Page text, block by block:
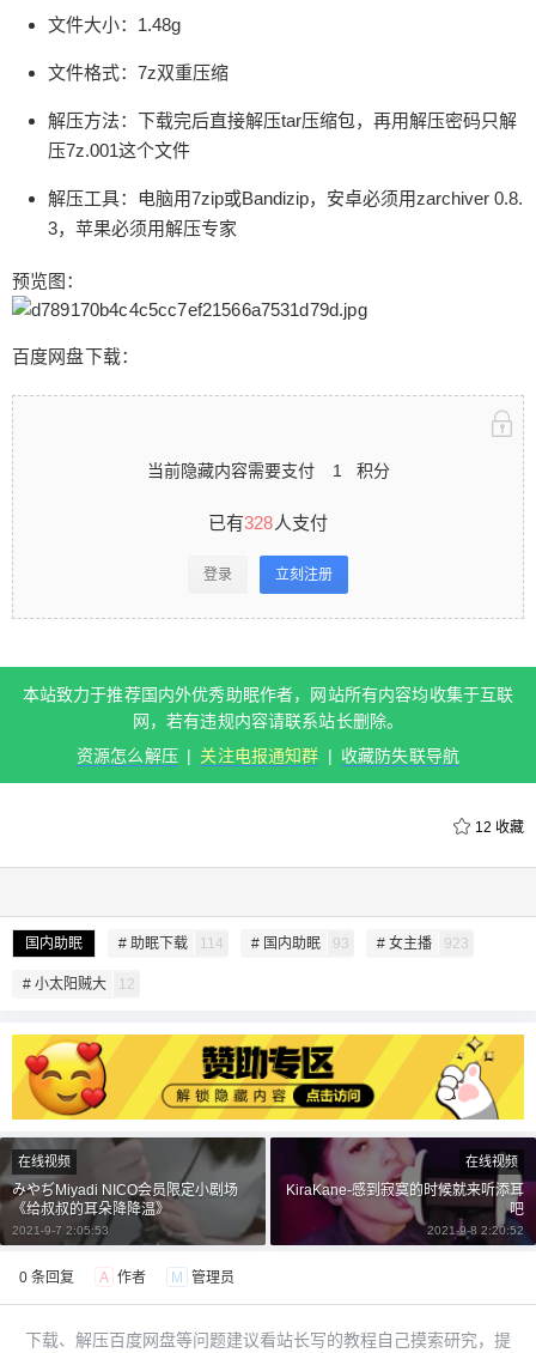
文件大小：1.48g
文件格式：7z双重压缩
解压方法：下载完后直接解压tar压缩包，再用解压密码只解
压7z.001这个文件
解压工具：电脑用7zip或Bandizip，安卓必须用zarchiver 0.8.
3，苹果必须用解压专家
预览图：
百度网盘下载：
当前隐藏内容需要支付 1 积分
已有328人支付
登录 立刻注册
本站致力于推荐国内外优秀助眠作者，网站所有内容均收集于互联
网，若有违规内容请联系站长删除。
资源怎么解压 | 关注电报通知群 | 收藏防失联导航
12 收藏
国内助眠 # 助眠下载 114 # 国内助眠 93 # 女主播 923
# 小太阳贼大 12
扫描二维码继续阅读
给undefined打赏
20 50 自定义
立刻支付
¥
立刻支付
在线视频
みやぢMiyadi NICO会员限定小剧场
《给叔叔的耳朵降降温》
2021-9-7 2:05:53
在线视频
KiraKane-感到寂寞的时候就来听添耳
吧
2021-9-8 2:20:52
0 条回复 A 作者 M 管理员
下载、解压百度网盘等问题建议看站长写的教程自己摸索研究，提
您没有权限发布内容，请购买会员或者提升权
6位以上
6位以上
忘记密码？ 找回 已有帐号？ 登录